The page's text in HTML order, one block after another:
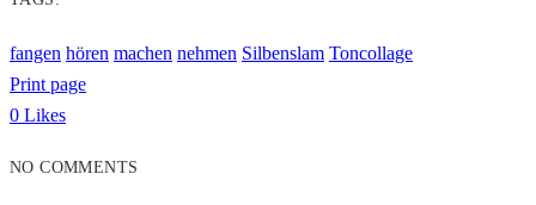
fangen hören machen nehmen Silbenslam Toncollage
Print page
0 Likes
NO COMMENTS